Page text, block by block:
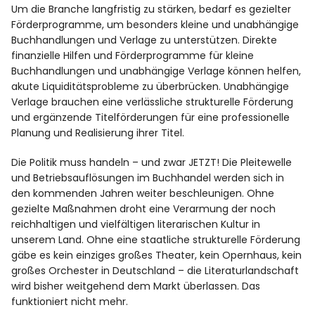
Um die Branche langfristig zu stärken, bedarf es gezielter
Förderprogramme, um besonders kleine und unabhängige
Buchhandlungen und Verlage zu unterstützen. Direkte
finanzielle Hilfen und Förderprogramme für kleine
Buchhandlungen und unabhängige Verlage können helfen,
akute Liquiditätsprobleme zu überbrücken. Unabhängige
Verlage brauchen eine verlässliche strukturelle Förderung
und ergänzende Titelförderungen für eine professionelle
Planung und Realisierung ihrer Titel.
Die Politik muss handeln – und zwar JETZT! Die Pleitewelle
und Betriebsauflösungen im Buchhandel werden sich in
den kommenden Jahren weiter beschleunigen. Ohne
gezielte Maßnahmen droht eine Verarmung der noch
reichhaltigen und vielfältigen literarischen Kultur in
unserem Land. Ohne eine staatliche strukturelle Förderung
gäbe es kein einziges großes Theater, kein Opernhaus, kein
großes Orchester in Deutschland – die Literaturlandschaft
wird bisher weitgehend dem Markt überlassen. Das
funktioniert nicht mehr.